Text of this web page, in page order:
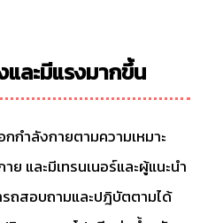
ละมีแรงมากขึ้น
กำลังกายตามความเหมาะ
และมีเทรนเนอร์และผู้แนะนำ
ถสอบถามและปฎิบัตตามได้